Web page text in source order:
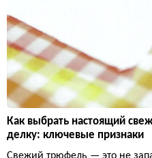
Как выбрать настоящий
делку: ключевые признаки